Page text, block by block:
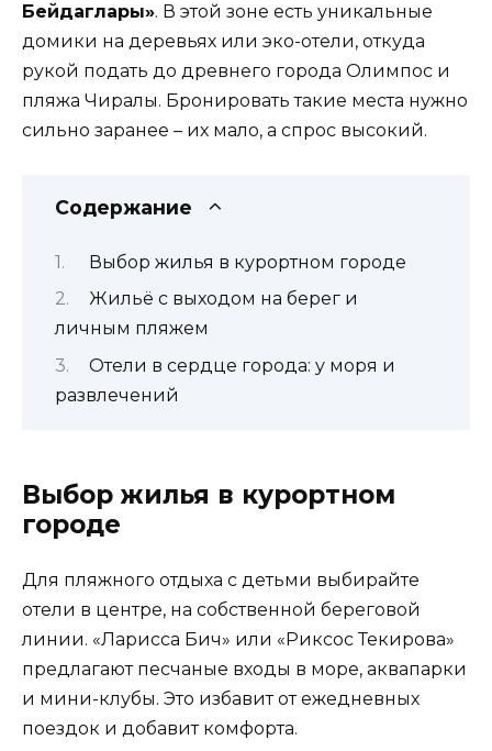
Бейдаглары». В этой зоне есть уникальные
домики на деревьях или эко-отели, откуда
рукой подать до древнего города Олимпос и
пляжа Чиралы. Бронировать такие места нужно
сильно заранее – их мало, а спрос высокий.
Содержание
Выбор жилья в курортном городе
Жильё с выходом на берег и
личным пляжем
Отели в сердце города: у моря и
развлечений
Выбор жилья в курортном
городе
Для пляжного отдыха с детьми выбирайте
отели в центре, на собственной береговой
линии. «Ларисса Бич» или «Риксос Текирова»
предлагают песчаные входы в море, аквапарки
и мини-клубы. Это избавит от ежедневных
поездок и добавит комфорта.